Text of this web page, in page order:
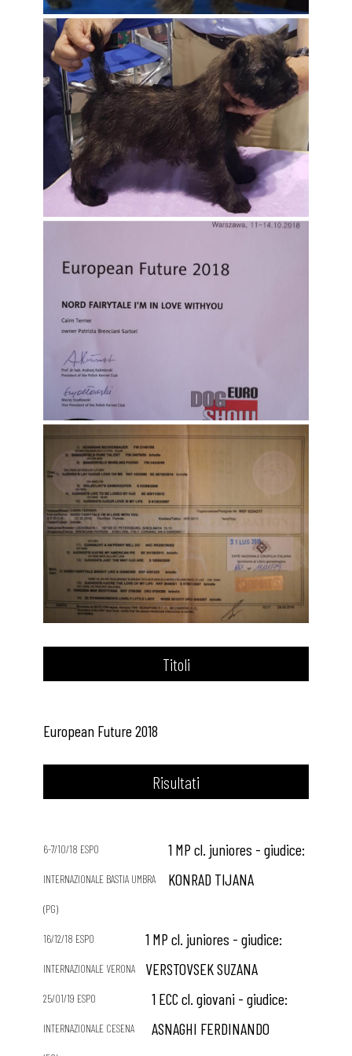
Titoli
European Future 2018
Risultati
6-7/10/18 ESPO
INTERNAZIONALE BASTIA UMBRA
(PG)
1 MP cl. juniores - giudice:
KONRAD TIJANA
16/12/18 ESPO
INTERNAZIONALE VERONA
1 MP cl. juniores - giudice:
VERSTOVSEK SUZANA
25/01/19 ESPO
INTERNAZIONALE CESENA
1 ECC cl. giovani - giudice:
ASNAGHI FERDINANDO